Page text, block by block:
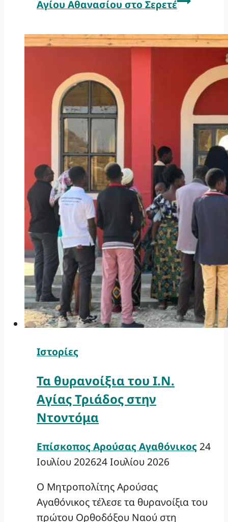
Αγίου Αθανασίου στο Σερετέ
Ιστορίες
Τα θυρανοίξια του Ι.Ν.
Αγίας Τριάδος στην
Ντοντόμα
Επίσκοπος Αρούσας Αγαθόνικος 24
Ιουλίου 202624 Ιουλίου 2026
Ο Μητροπολίτης Αρούσας
Αγαθόνικος τέλεσε τα θυρανοίξια του
πρώτου Ορθοδόξου Ναού στη